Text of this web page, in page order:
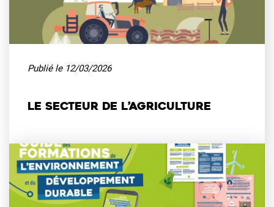
Publié le 12/03/2026
Le secteur de l’agriculture